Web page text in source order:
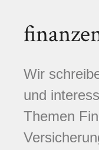
Wir
und
Themen